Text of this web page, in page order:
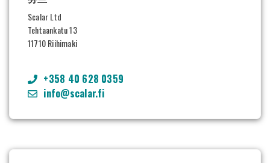
Scalar Ltd
Tehtaankatu 13
11710 Riihimaki
+358 40 628 0359
info@scalar.fi